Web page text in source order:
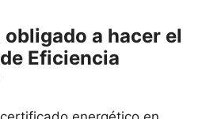
obligado a hacer el
Eficiencia